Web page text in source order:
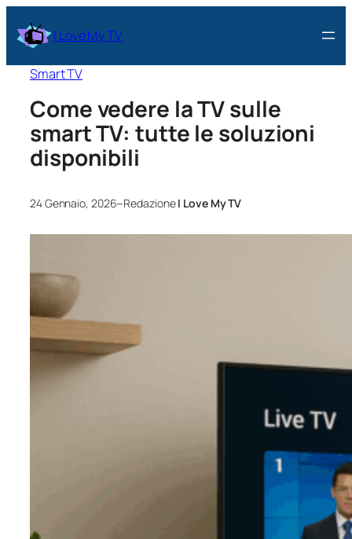
I Love My TV
Smart TV
Come vedere la TV sulle
smart TV: tutte le soluzioni
disponibili
24 Gennaio, 2026–RedazioneI Love My TV